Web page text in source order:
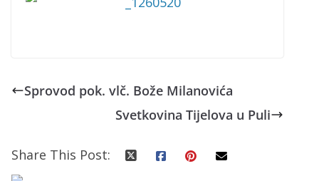
Sprovod pok. vlč. Bože Milanovića
Svetkovina Tijelova u Puli
Share This Post: